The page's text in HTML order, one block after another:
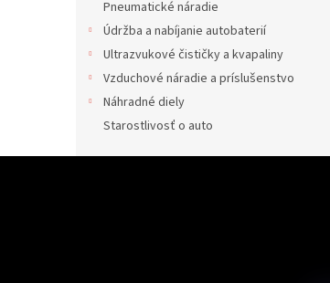
Pneumatické náradie
Údržba a nabíjanie autobaterií
Ultrazvukové čističky a kvapaliny
Vzduchové náradie a príslušenstvo
Náhradné diely
Starostlivosť o auto